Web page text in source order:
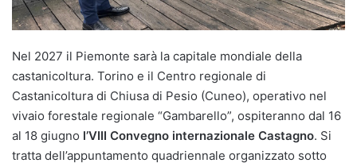
Nel 2027 il Piemonte sarà la capitale mondiale della
castanicoltura. Torino e il Centro regionale di
Castanicoltura di Chiusa di Pesio (Cuneo), operativo nel
vivaio forestale regionale “Gambarello”, ospiteranno dal 16
al 18 giugno l’VIII Convegno internazionale Castagno. Si
tratta dell’appuntamento quadriennale organizzato sotto